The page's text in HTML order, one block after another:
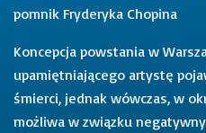
pomnik Fryderyka Chopina
Koncepcja powstania w
upamiętniającego artystę
śmierci, jednak wówczas, w
możliwa w związku